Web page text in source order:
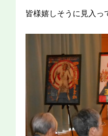
皆様嬉しそうに見入っ